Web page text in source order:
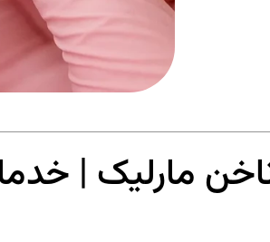
مارلیک |